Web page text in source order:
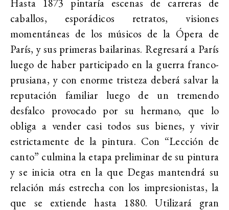
caballos, esporádicos retratos, visiones
momentáneas de los músicos de la Ópera de
París, y sus primeras bailarinas. Regresará a París
luego de haber participado en la guerra franco-
prusiana, y con enorme tristeza deberá salvar la
reputación familiar luego de un tremendo
desfalco provocado por su hermano, que lo
obliga a vender casi todos sus bienes, y vivir
estrictamente de la pintura. Con “Lección de
canto” culmina la etapa preliminar de su pintura
y se inicia otra en la que Degas mantendrá su
relación más estrecha con los impresionistas, la
que se extiende hasta 1880. Utilizará gran